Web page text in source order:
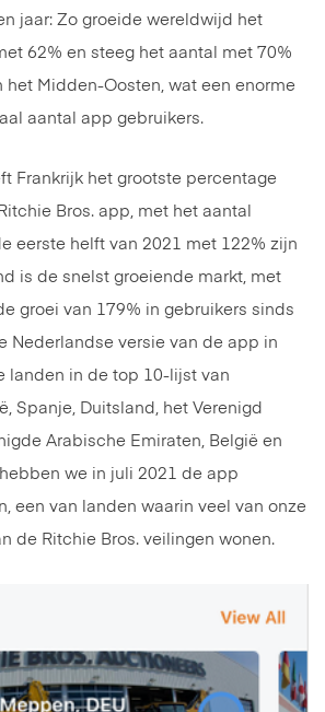
jaar: Zo groeide wereldwijd het
62% en steeg het aantal met 70%
het Midden-Oosten, wat een enorme
aantal app gebruikers.
Frankrijk het grootste percentage
Bros. app, met het aantal
eerste helft van 2021 met 122% zijn
is de snelst groeiende markt, met
groei van 179% in gebruikers sinds
Nederlandse versie van de app in
landen in de top 10-lijst van
Spanje, Duitsland, het Verenigd
Arabische Emiraten, België en
we in juli 2021 de app
een van landen waarin veel van onze
de Ritchie Bros. veilingen wonen.